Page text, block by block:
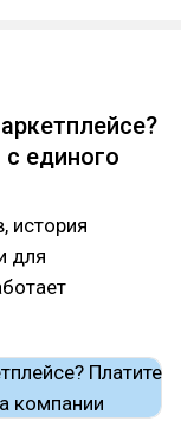
единого
история
для